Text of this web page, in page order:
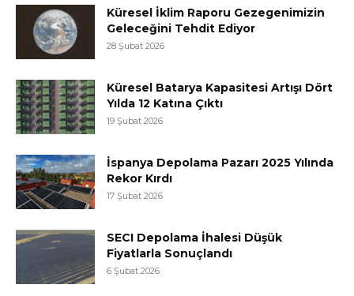
Küresel İklim Raporu Gezegenimizin
Geleceğini Tehdit Ediyor
28 Şubat 2026
Küresel Batarya Kapasitesi Artışı Dört
Yılda 12 Katına Çıktı
19 Şubat 2026
İspanya Depolama Pazarı 2025 Yılında
Rekor Kırdı
17 Şubat 2026
SECI Depolama İhalesi Düşük
Fiyatlarla Sonuçlandı
6 Şubat 2026